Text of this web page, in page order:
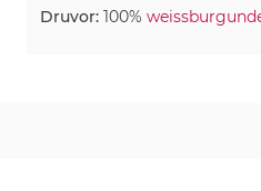
Druvor: 100%